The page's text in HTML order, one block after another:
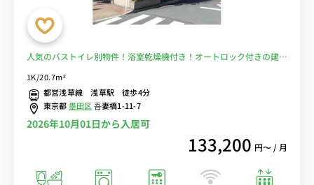
人気のバストイレ別物件！浴室乾燥機付き！オートロック付きの建物
中！
1K/20.7m²
都営浅草線 浅草駅 徒歩4分
東京都墨田区吾妻橋1-11-7
2026年10月01日から入居可
133,200 円〜 / 月